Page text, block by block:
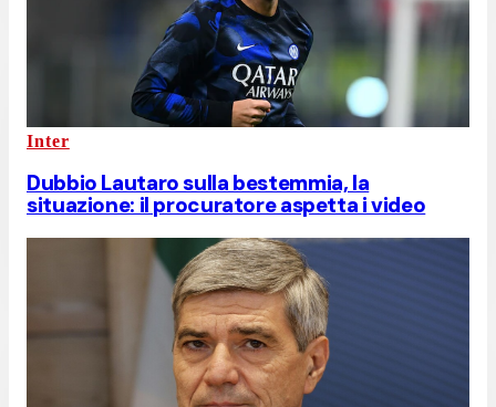
Inter
Dubbio Lautaro sulla bestemmia, la
situazione: il procuratore aspetta i video